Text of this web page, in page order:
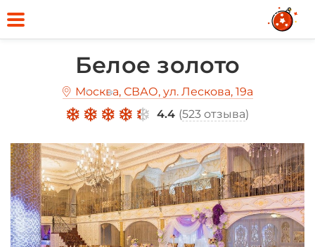
Белое золото
Москва, СВАО, ул. Лескова, 19а
4.4 (523 отзыва)
*
*
*